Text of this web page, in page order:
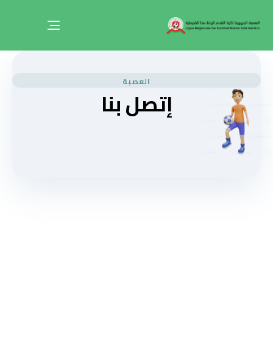
Toggle
العصبة
إتصل بنا